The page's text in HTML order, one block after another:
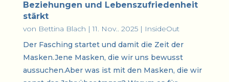
Beziehungen und Lebenszufriedenheit
stärkt
von Bettina Blach |11. Nov.. 2025| InsideOut
Der Fasching startet und damit die Zeit der
Masken.Jene Masken, die wir uns bewusst
aussuchen.Aber was ist mit den Masken, die wir